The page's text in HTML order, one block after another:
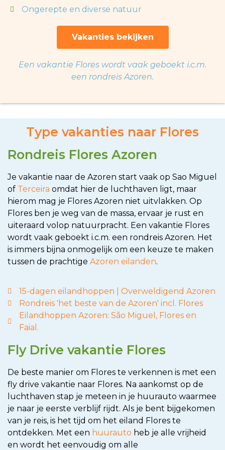
Ongerepte en diverse natuur
Vakanties bekijken
Een vakantie Flores wordt vaak geboekt i.c.m.
een rondreis Azoren.
Type vakanties naar Flores
Rondreis Flores Azoren
Je vakantie naar de Azoren start vaak op Sao Miguel
of Terceira omdat hier de luchthaven ligt, maar
hierom mag je Flores Azoren niet uitvlakken. Op
Flores ben je weg van de massa, ervaar je rust en
uiteraard volop natuurpracht. Een vakantie Flores
wordt vaak geboekt i.c.m. een rondreis Azoren. Het
is immers bijna onmogelijk om een keuze te maken
tussen de prachtige Azoren eilanden.
15-dagen eilandhoppen | Overweldigend Azoren
Rondreis 'het beste van de Azoren' incl. Flores
Eilandhoppen Azoren: São Miguel, Flores en
Faial.
Fly Drive vakantie Flores
De beste manier om Flores te verkennen is met een
fly drive vakantie naar Flores. Na aankomst op de
luchthaven stap je meteen in je huurauto waarmee
je naar je eerste verblijf rijdt. Als je bent bijgekomen
van je reis, is het tijd om het eiland Flores te
ontdekken. Met een huurauto heb je alle vrijheid
en wordt het eenvoudig om alle